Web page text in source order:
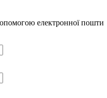
електронної пошти